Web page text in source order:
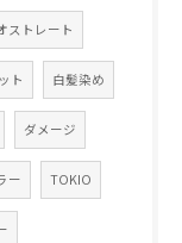
ストレート
ト 白髪染め
ダメージ
ー TOKIO